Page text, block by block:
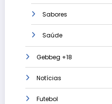
Sabores
Saúde
Gebbeg +18
Notícias
Futebol